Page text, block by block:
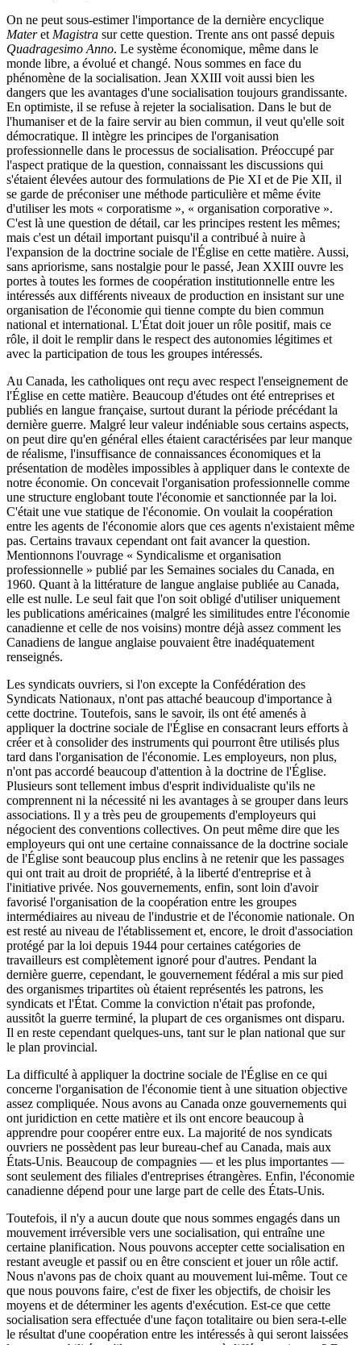
On ne peut sous-estimer l'importance de la dernière encyclique
Materet Magistra sur cette question. Trente ans ont passé depuis
Quadragesimo Anno. Le système économique, même dans le
monde libre, a évolué et changé. Nous sommes en face du
phénomène de la socialisation. Jean XXIII voit aussi bien les
dangers que les avantages d'une socialisation toujours grandissante.
En optimiste, il se refuse à rejeter la socialisation. Dans le but de
l'humaniser et de la faire servir au bien commun, il veut qu'elle soit
démocratique. Il intègre les principes de l'organisation
professionnelle dans le processus de socialisation. Préoccupé par
l'aspect pratique de la question, connaissant les discussions qui
s'étaient élevées autour des formulations de Pie XI et de Pie XII, il
se garde de préconiser une méthode particulière et même évite
d'utiliser les mots « corporatisme », « organisation corporative ».
C'est là une question de détail, car les principes restent les mêmes;
mais c'est un détail important puisqu'il a contribué à nuire à
l'expansion de la doctrine sociale de l'Église en cette matière. Aussi,
sans apriorisme, sans nostalgie pour le passé, Jean XXIII ouvre les
portes à toutes les formes de coopération institutionnelle entre les
intéressés aux différents niveaux de production en insistant sur une
organisation de l'économie qui tienne compte du bien commun
national et international. L'État doit jouer un rôle positif, mais ce
rôle, il doit le remplir dans le respect des autonomies légitimes et
avec la participation de tous les groupes intéressés.
Au Canada, les catholiques ont reçu avec respect l'enseignement de
l'Église en cette matière. Beaucoup d'études ont été entreprises et
publiés en langue française, surtout durant la période précédant la
dernière guerre. Malgré leur valeur indéniable sous certains aspects,
on peut dire qu'en général elles étaient caractérisées par leur manque
de réalisme, l'insuffisance de connaissances économiques et la
présentation de modèles impossibles à appliquer dans le contexte de
notre économie. On concevait l'organisation professionnelle comme
une structure englobant toute l'économie et sanctionnée par la loi.
C'était une vue statique de l'économie. On voulait la coopération
entre les agents de l'économie alors que ces agents n'existaient même
pas. Certains travaux cependant ont fait avancer la question.
Mentionnons l'ouvrage « Syndicalisme et organisation
professionnelle » publié par les Semaines sociales du Canada, en
1960. Quant à la littérature de langue anglaise publiée au Canada,
elle est nulle. Le seul fait que l'on soit obligé d'utiliser uniquement
les publications américaines (malgré les similitudes entre l'économie
canadienne et celle de nos voisins) montre déjà assez comment les
Canadiens de langue anglaise pouvaient être inadéquatement
renseignés.
Les syndicats ouvriers, si l'on excepte la Confédération des
Syndicats Nationaux, n'ont pas attaché beaucoup d'importance à
cette doctrine. Toutefois, sans le savoir, ils ont été amenés à
appliquer la doctrine sociale de l'Église en consacrant leurs efforts à
créer et à consolider des instruments qui pourront être utilisés plus
tard dans l'organisation de l'économie. Les employeurs, non plus,
n'ont pas accordé beaucoup d'attention à la doctrine de l'Église.
Plusieurs sont tellement imbus d'esprit individualiste qu'ils ne
comprennent ni la nécessité ni les avantages à se grouper dans leurs
associations. Il y a très peu de groupements d'employeurs qui
négocient des conventions collectives. On peut même dire que les
employeurs qui ont une certaine connaissance de la doctrine sociale
de l'Église sont beaucoup plus enclins à ne retenir que les passages
qui ont trait au droit de propriété, à la liberté d'entreprise et à
l'initiative privée. Nos gouvernements, enfin, sont loin d'avoir
favorisé l'organisation de la coopération entre les groupes
intermédiaires au niveau de l'industrie et de l'économie nationale. On
est resté au niveau de l'établissement et, encore, le droit d'association
protégé par la loi depuis 1944 pour certaines catégories de
travailleurs est complètement ignoré pour d'autres. Pendant la
dernière guerre, cependant, le gouvernement fédéral a mis sur pied
des organismes tripartites où étaient représentés les patrons, les
syndicats et l'État. Comme la conviction n'était pas profonde,
aussitôt la guerre terminé, la plupart de ces organismes ont disparu.
Il en reste cependant quelques-uns, tant sur le plan national que sur
le plan provincial.
La difficulté à appliquer la doctrine sociale de l'Église en ce qui
concerne l'organisation de l'économie tient à une situation objective
assez compliquée. Nous avons au Canada onze gouvernements qui
ont juridiction en cette matière et ils ont encore beaucoup à
apprendre pour coopérer entre eux. La majorité de nos syndicats
ouvriers ne possèdent pas leur bureau-chef au Canada, mais aux
États-Unis. Beaucoup de compagnies — et les plus importantes —
sont seulement des filiales d'entreprises étrangères. Enfin, l'économie
canadienne dépend pour une large part de celle des États-Unis.
Toutefois, il n'y a aucun doute que nous sommes engagés dans un
mouvement irréversible vers une socialisation, qui entraîne une
certaine planification. Nous pouvons accepter cette socialisation en
restant aveugle et passif ou en être conscient et jouer un rôle actif.
Nous n'avons pas de choix quant au mouvement lui-même. Tout ce
que nous pouvons faire, c'est de fixer les objectifs, de choisir les
moyens et de déterminer les agents d'exécution. Est-ce que cette
socialisation sera effectuée d'une façon totalitaire ou bien sera-t-elle
le résultat d'une coopération entre les intéressés à qui seront laissées